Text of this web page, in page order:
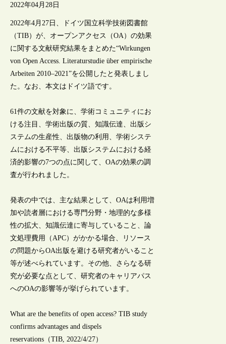
2022年04月28日
2022年4月27日、ドイツ国立科学技術図書館
（TIB）が、オープンアクセス（OA）の効果
に関する文献研究結果をまとめた“Wirkungen
von Open Access. Literaturstudie über empirische
Arbeiten 2010–2021”を公開したと発表しまし
た。なお、本文はドイツ語です。
61件の文献を対象に、学術コミュニティにお
ける注目、学術出版の質、知識伝達、出版シ
ステムの生産性、出版物の利用、学術システ
ムにおける不平等、出版システムにおける経
済的影響の7つの点に関して、OAの効果の調
査が行われました。
発表の中では、主な結果として、OAは利用増
加や読者層における専門分野・地理的な多様
性の拡大、知識伝達に寄与していること、論
文処理費用（APC）がかかる場合、リソース
の問題からOA出版を避ける研究者がいること
等が述べられています。その他、さらなる研
究が必要な点として、研究者のキャリアパス
へのOAの影響等が挙げられています。
What are the benefits of open access? TIB study
confirms advantages and dispels
reservations（TIB, 2022/4/27）